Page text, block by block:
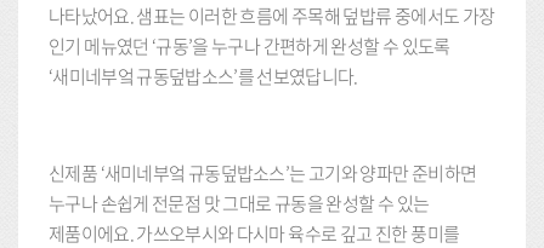
나타났어요. 샘표는 이러한 흐름에 주목해 덮밥류 중에서도 가장
인기 메뉴였던 ‘규동’을 누구나 간편하게 완성할 수 있도록
‘새미네부엌 규동덮밥소스’를 선보였답니다.
신제품 ‘새미네부엌 규동덮밥소스’는 고기와 양파만 준비하면
누구나 손쉽게 전문점 맛 그대로 규동을 완성할 수 있는
제품이에요. 가쓰오부시와 다시마 육수로 깊고 진한 풍미를